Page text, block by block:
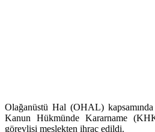
Olağanüstü Hal (OHAL)
Kanun Hükmünde Kararname
görevlisi meslekten ihraç edildi.